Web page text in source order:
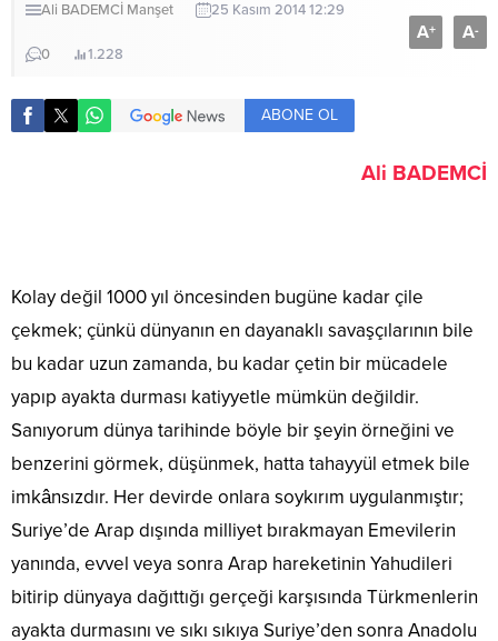
Ali BADEMCİ Manşet 25 Kasım 2014 12:29
0 1.228
A+ A-
ABONE OL
Ali BADEMCİ
Kolay değil 1000 yıl öncesinden bugüne kadar çile
çekmek; çünkü dünyanın en dayanaklı savaşçılarının bile
bu kadar uzun zamanda, bu kadar çetin bir mücadele
yapıp ayakta durması katiyyetle mümkün değildir.
Sanıyorum dünya tarihinde böyle bir şeyin örneğini ve
benzerini görmek, düşünmek, hatta tahayyül etmek bile
imkânsızdır. Her devirde onlara soykırım uygulanmıştır;
Suriye’de Arap dışında milliyet bırakmayan Emevilerin
yanında, evvel veya sonra Arap hareketinin Yahudileri
bitirip dünyaya dağıttığı gerçeği karşısında Türkmenlerin
ayakta durmasını ve sıkı sıkıya Suriye’den sonra Anadolu